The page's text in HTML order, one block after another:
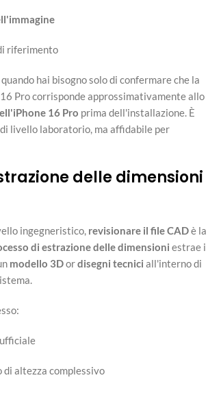
riferimento
hai bisogno solo di confermare che la
Pro corrisponde approssimativamente allo
16 Pro prima dell'installazione. È
livello laboratorio, ma affidabile per
delle dimensioni
ingegneristico, revisionare il file CADè la
di estrazione delle dimensioni estrae i
modello 3Dordisegni tecnici all'interno di
altezza complessivo